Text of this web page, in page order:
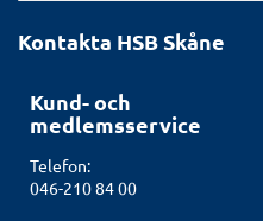
Kontakta HSB Skåne
Kund- och
medlemsservice
Telefon:
046-210 84 00